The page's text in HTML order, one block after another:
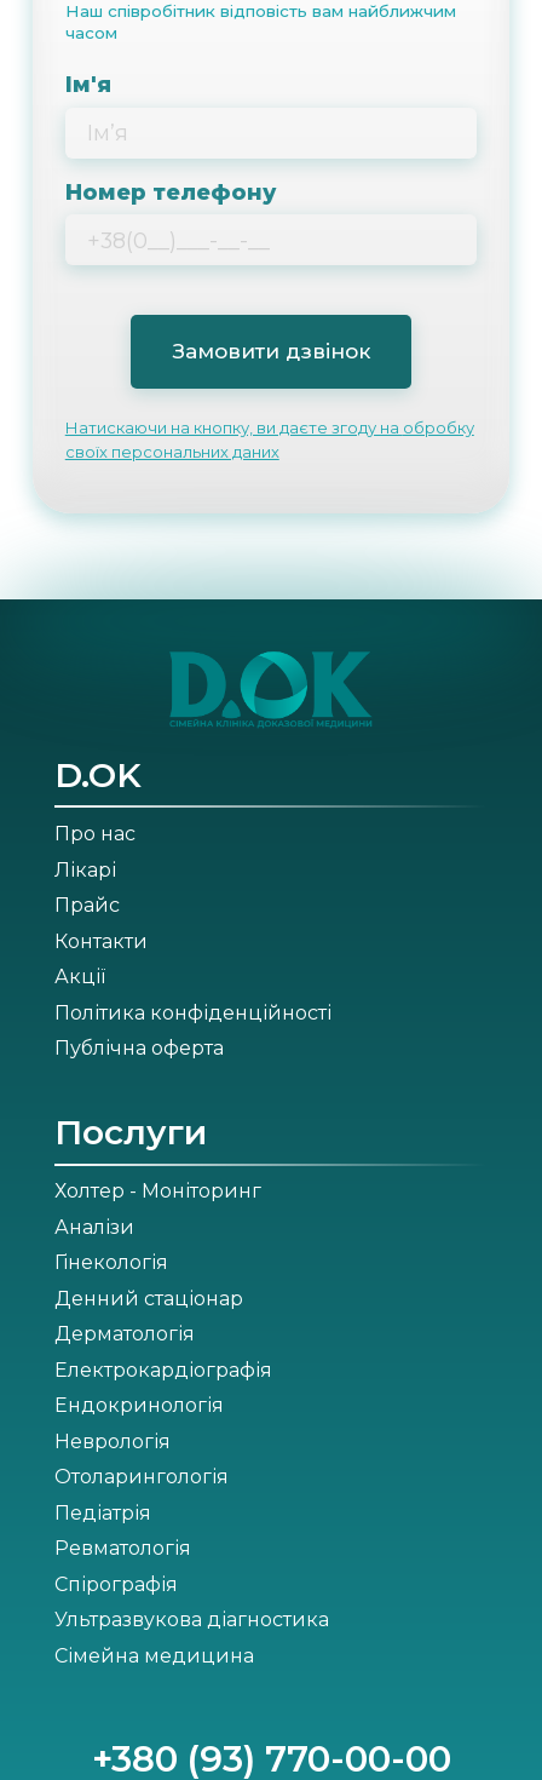
Наш співробітник відповість вам найближчим
часом
Ім'я
Номер телефону
Натискаючи на кнопку, ви даєте згоду на обробку
своїх персональних даних
Послуги
Холтер - Моніторинг
Аналізи
Гінекологія
Денний стаціонар
Дерматологія
Електрокардіографія
Ендокринологія
Неврологія
Отоларингологія
Педіатрія
Ревматологія
Спірографія
Ультразвукова діагностика
Сімейна медицина
+380 (93) 770-00-00
D.OK
Про нас
Лікарі
Прайс
Контакти
Акції
Політика конфіденційності
Публічна оферта